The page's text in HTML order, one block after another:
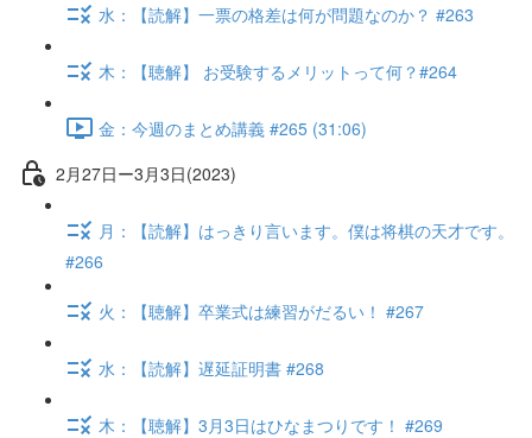
水：【読解】一票の格差は何が問題なのか？ #263
木：【聴解】 お受験するメリットって何？#264
金：今週のまとめ講義 #265 (31:06)
2月27日ー3月3日(2023)
月：【読解】はっきり言います。僕は将棋の天才です。
#266
火：【聴解】卒業式は練習がだるい！ #267
水：【読解】遅延証明書 #268
木：【聴解】3月3日はひなまつりです！ #269